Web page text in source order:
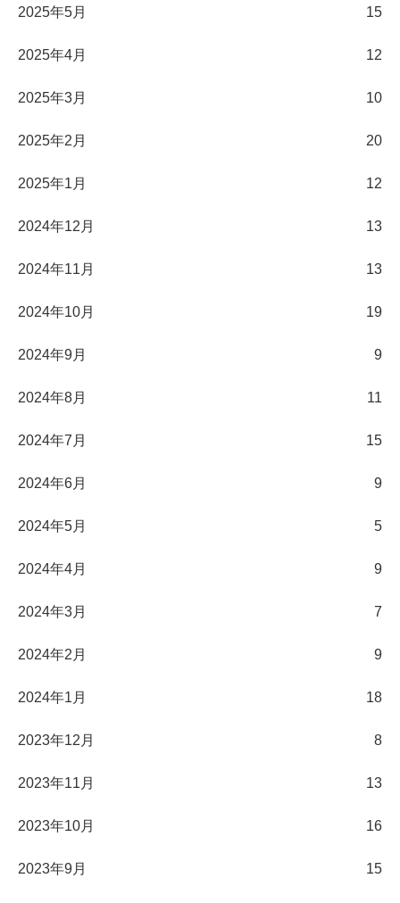
2025年5月 15
2025年4月 12
2025年3月 10
2025年2月 20
2025年1月 12
2024年12月 13
2024年11月 13
2024年10月 19
2024年9月 9
2024年8月 11
2024年7月 15
2024年6月 9
2024年5月 5
2024年4月 9
2024年3月 7
2024年2月 9
2024年1月 18
2023年12月 8
2023年11月 13
2023年10月 16
2023年9月 15